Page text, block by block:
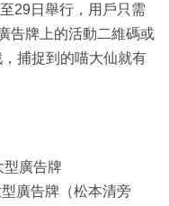
29日舉行，用戶只需
告牌上的活動二維碼或
捕捉到的喵大仙就有
型廣告牌
廣告牌（松本清旁